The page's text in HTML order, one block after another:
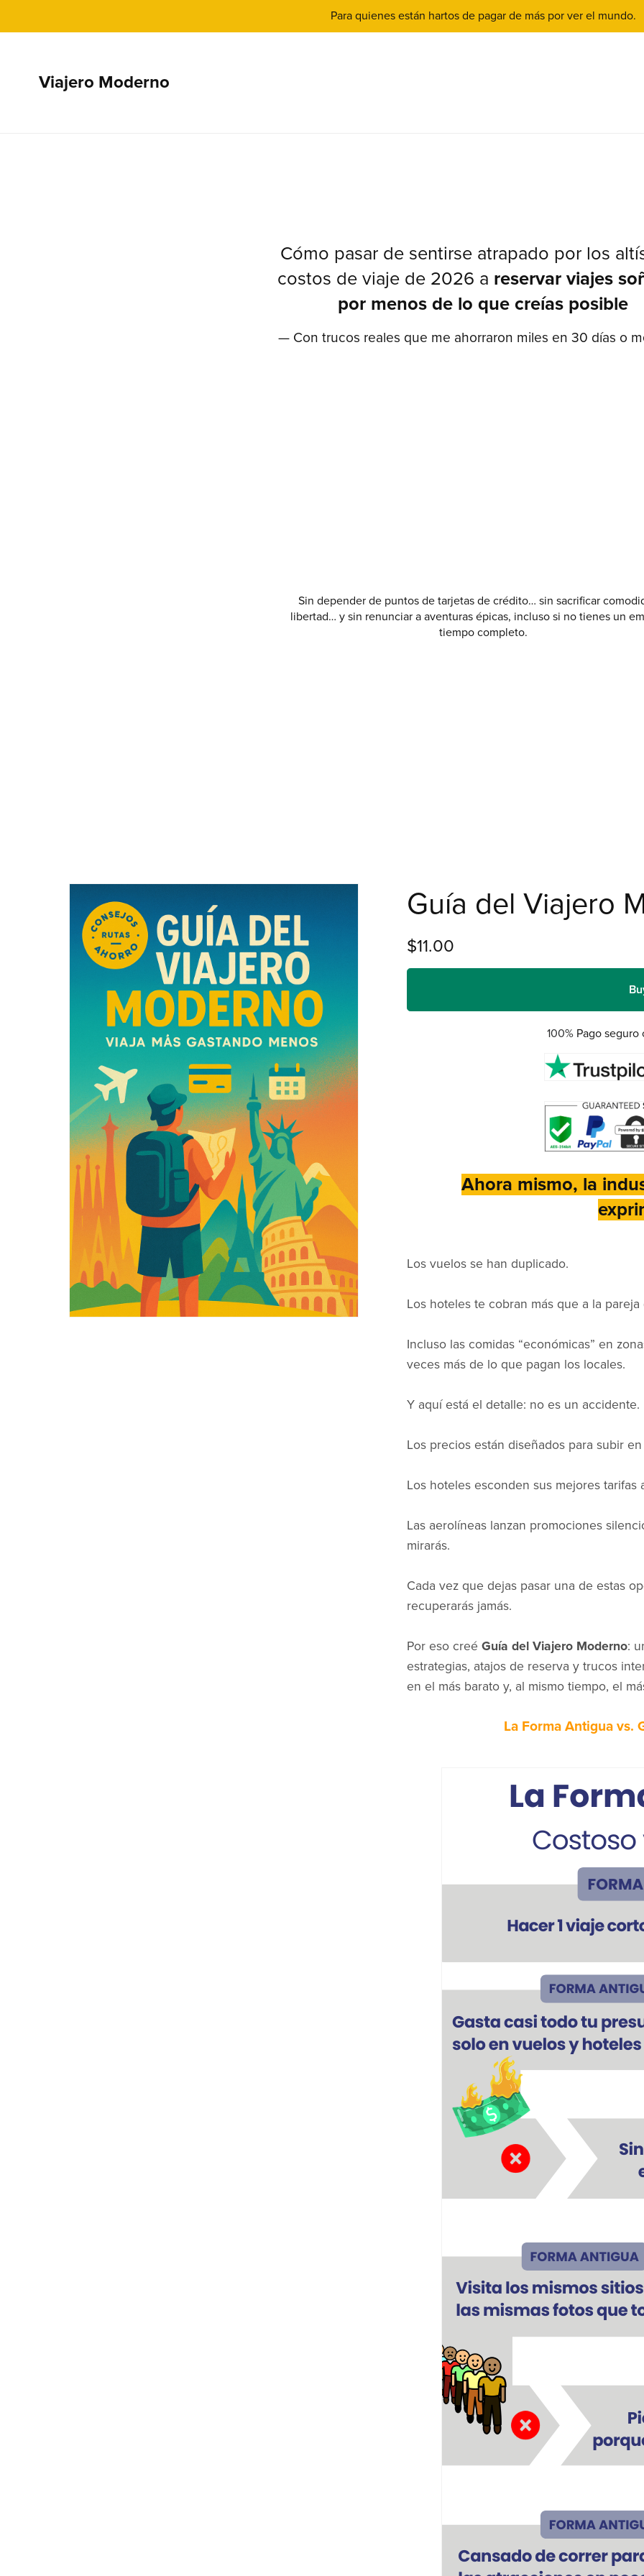
Para quienes están hartos de pagar de más por ver el mundo.
Viajero Moderno
Cómo pasar de sentirse atrapado por los
costos de viaje de 2026 a reservar viajes
por menos de lo que creías posible
— Con trucos reales que me ahorraron miles en 30 días o
Sin depender de puntos de tarjetas de crédito… sin sacrificar
libertad… y sin renunciar a aventuras épicas, incluso si no tienes un
tiempo completo.
Guía del Viajero
$11.00
100% Pago
Ahora mismo, la
Los vuelos se han duplicado.
Los hoteles te cobran más que a la
Incluso las comidas “económicas” en
veces más de lo que pagan los locales.
Y aquí está el detalle: no es un accidente.
Los precios están diseñados para subir
Los hoteles esconden sus mejores tarifas
Las aerolíneas lanzan promociones
mirarás.
Cada vez que dejas pasar una de estas
recuperarás jamás.
Por eso creéGuía del Viajero Moderno:
estrategias, atajos de reserva y trucos
en el más barato y, al mismo tiempo, el
La Forma Antigua vs.